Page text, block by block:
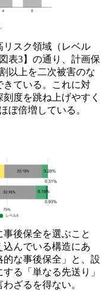
リスク領域（レベル
表3】の通り、計画保
以上を二次被害のな
きている。これに対
度を跳ね上げやすく
ぼ倍増している。
後保全を選ぶこと
んでいる構造にあ
な事後保全」と、設
る「単なる先送り」
ざるを得ない。